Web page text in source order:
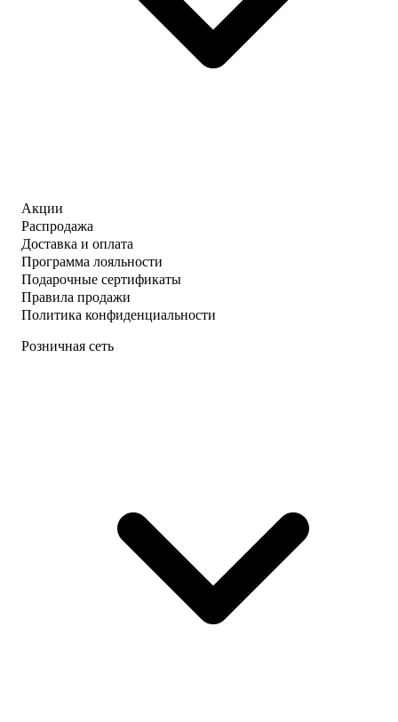
Акции
Распродажа
Доставка и оплата
Программа лояльности
Подарочные сертификаты
Правила продажи
Политика конфиденциальности
Розничная сеть